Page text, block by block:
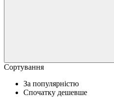
Сортування
За популярністю
Спочатку дешевше